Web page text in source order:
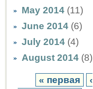
May 2014 (11)
June 2014 (6)
July 2014 (4)
August 2014 (8)
« первая
‹